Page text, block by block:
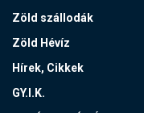
Zöld szállodák
Zöld Hévíz
Hírek, Cikkek
GY.I.K.